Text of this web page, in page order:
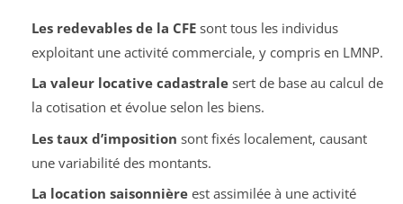
Les redevables de la CFEsont tous les individus
exploitant une activité commerciale, y compris en LMNP.
La valeur locative cadastralesert de base au calcul de
la cotisation et évolue selon les biens.
Les taux d’imposition sont fixés localement, causant
une variabilité des montants.
La location saisonnièreest assimilée à une activité